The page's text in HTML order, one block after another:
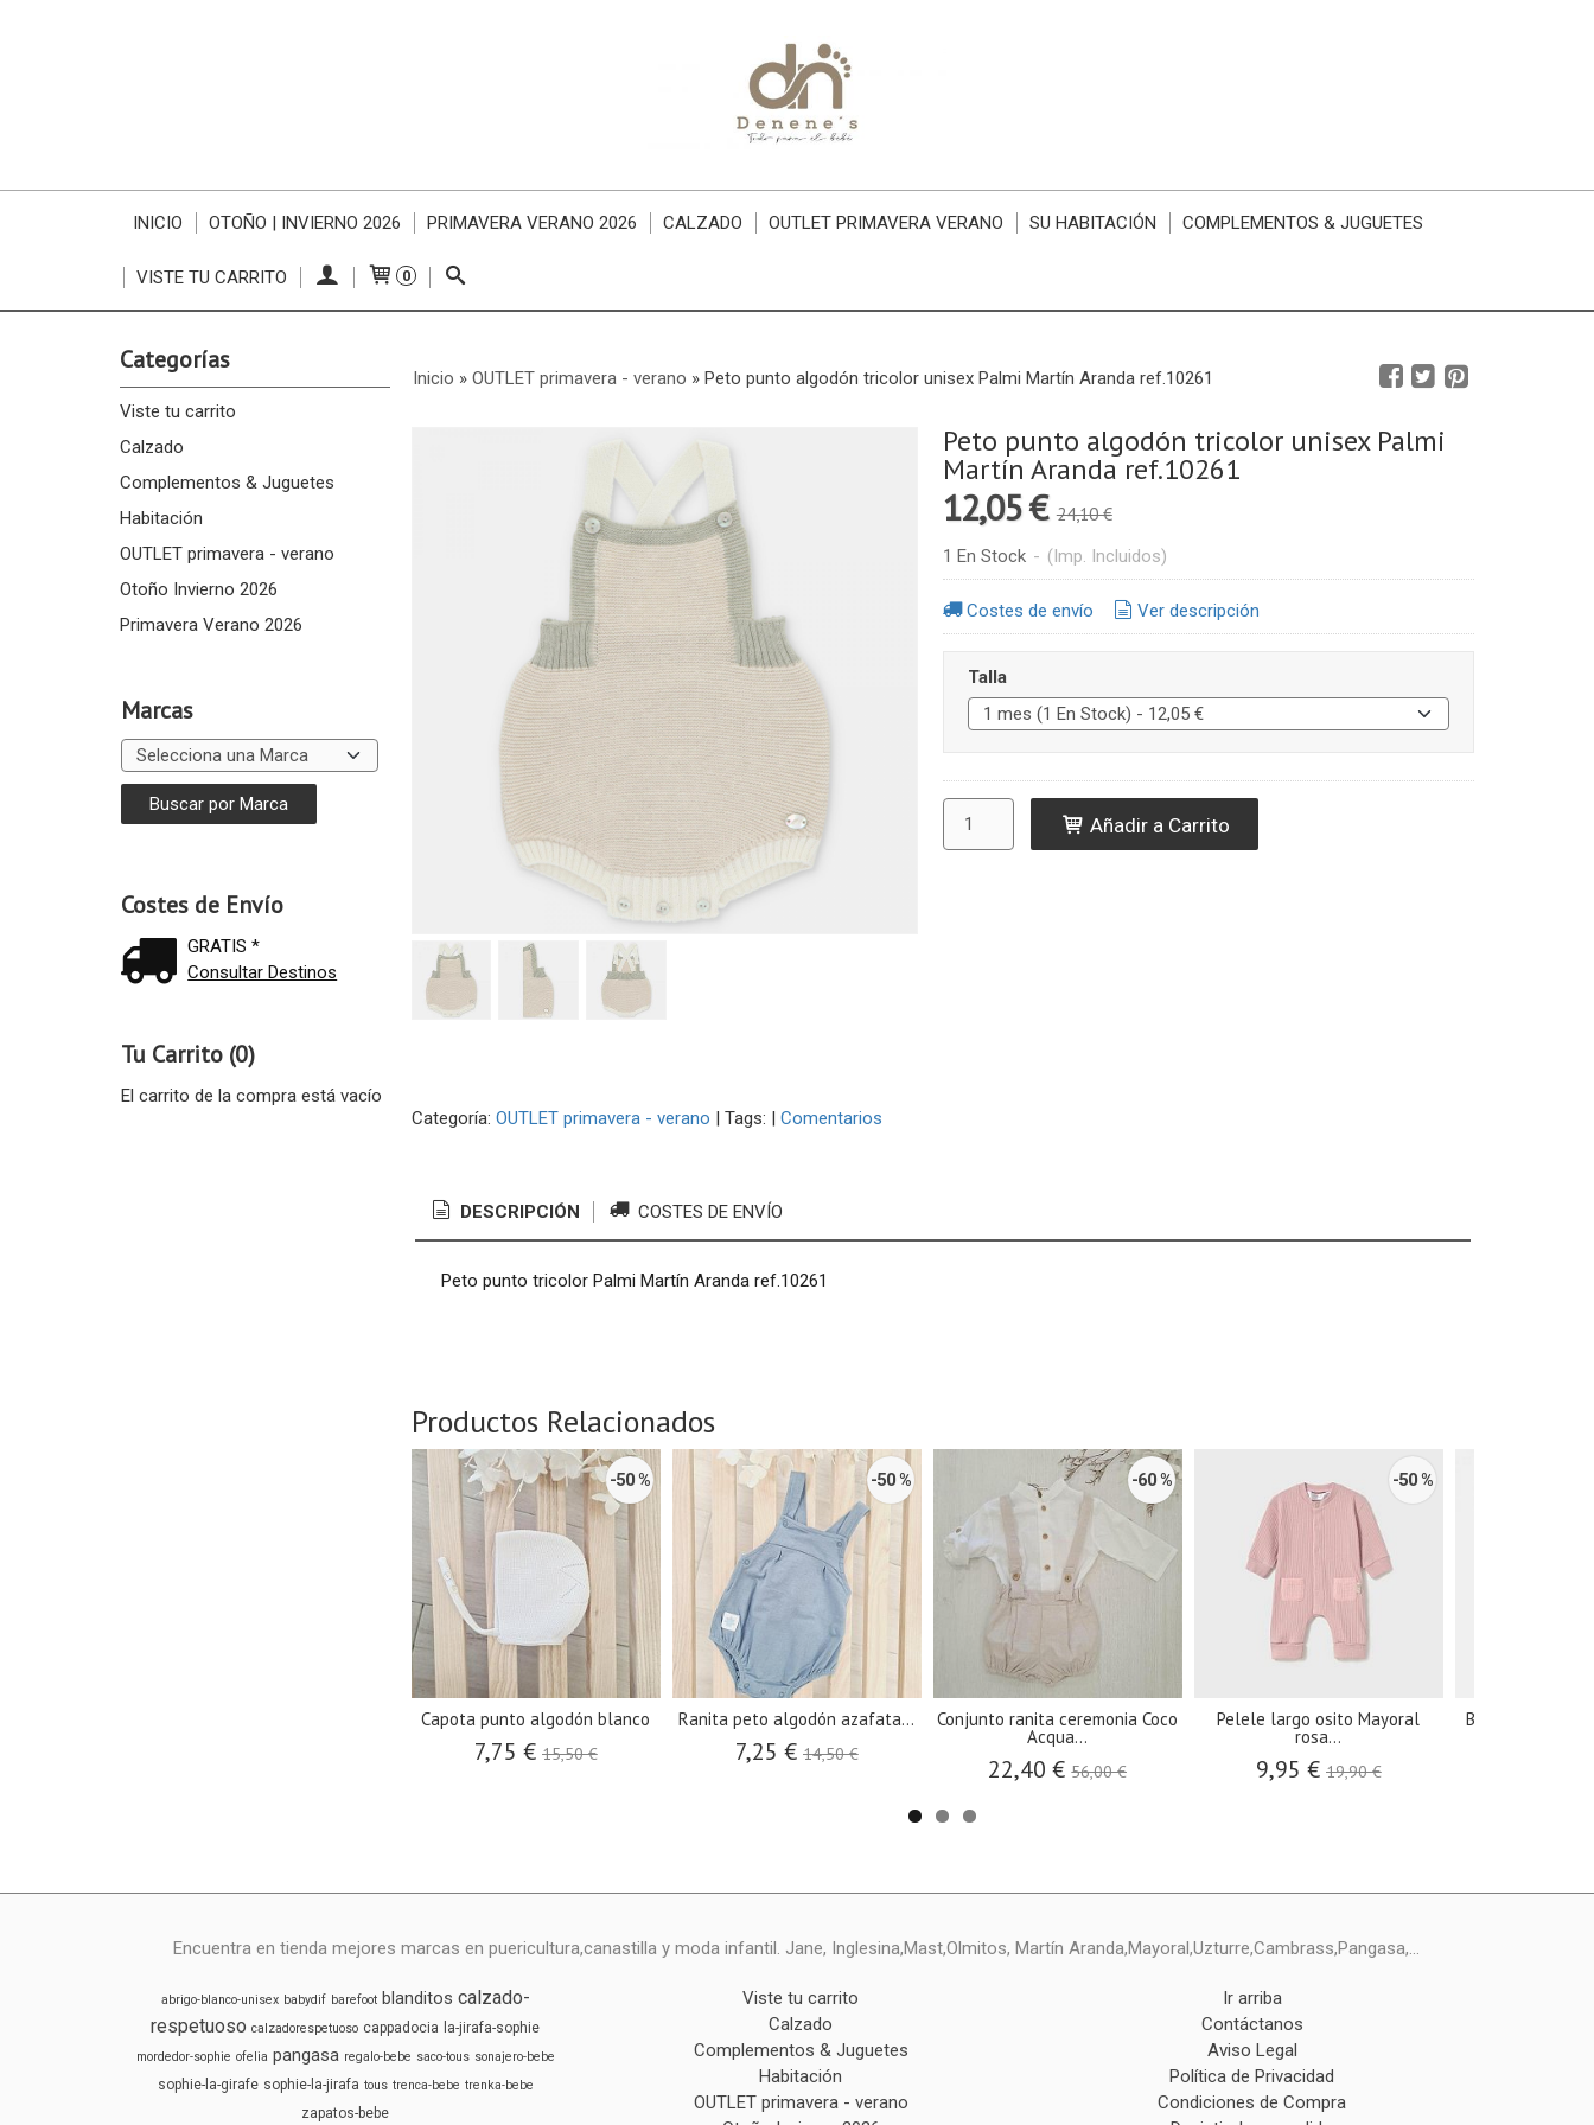
INICIO OTOÑO | INVIERNO 2026 PRIMAVERA VERANO 2026 CALZADO OUTLET PRIMAVERA VERANO SU HABITACIÓN COMPLEMENTOS & JUGUETES
VISTE TU CARRITO 0
Categorías
Viste tu carrito
Calzado
Complementos & Juguetes
Habitación
OUTLET primavera - verano
Otoño Invierno 2026
Primavera Verano 2026
Marcas
Costes de Envío
GRATIS *
Consultar Destinos
Tu Carrito (0)
El carrito de la compra está vacío
Inicio » OUTLET primavera - verano » Peto punto algodón tricolor unisex Palmi Martín Aranda ref.10261
Peto punto algodón tricolor unisex Palmi
Martín Aranda ref.10261
12,05 € 24,10 €
1 En Stock - (Imp. Incluidos)
Costes de envío Ver descripción
Talla
Añadir a Carrito
Categoría: OUTLET primavera - verano | Tags: | Comentarios
DESCRIPCIÓN COSTES DE ENVÍO
Peto punto tricolor Palmi Martín Aranda ref.10261
Productos Relacionados
-50 %
Capota punto algodón blanco
7,75 € 15,50 €
-50 %
Ranita peto algodón azafata...
7,25 € 14,50 €
-60 %
Conjunto ranita ceremonia Coco
Acqua...
22,40 €56,00 €
-50 %
Pelele largo osito Mayoral
rosa...
9,95 € 19,90 €
Babero tela
Encuentra en tienda mejores marcas en puericultura,canastilla y moda infantil. Jane, Inglesina,Mast,Olmitos, Martín Aranda,Mayoral,Uzturre,Cambrass,Pangasa,...
abrigo-blanco-unisex babydif barefoot blanditos calzado-
respetuoso calzadorespetuoso cappadocia la-jirafa-sophie
mordedor-sophie ofelia pangasa regalo-bebe saco-tous sonajero-bebe
sophie-la-girafe sophie-la-jirafa tous trenca-bebe trenka-bebe
zapatos-bebe
Viste tu carrito
Calzado
Complementos & Juguetes
Habitación
OUTLET primavera - verano
Ir arriba
Contáctanos
Aviso Legal
Política de Privacidad
Condiciones de Compra